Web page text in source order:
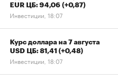
EUR ЦБ: 94,06 (+0,87)
Инвестиции, 18:07
Курс доллара на 7 августа
USD ЦБ: 81,41 (+0,48)
Инвестиции, 18:07